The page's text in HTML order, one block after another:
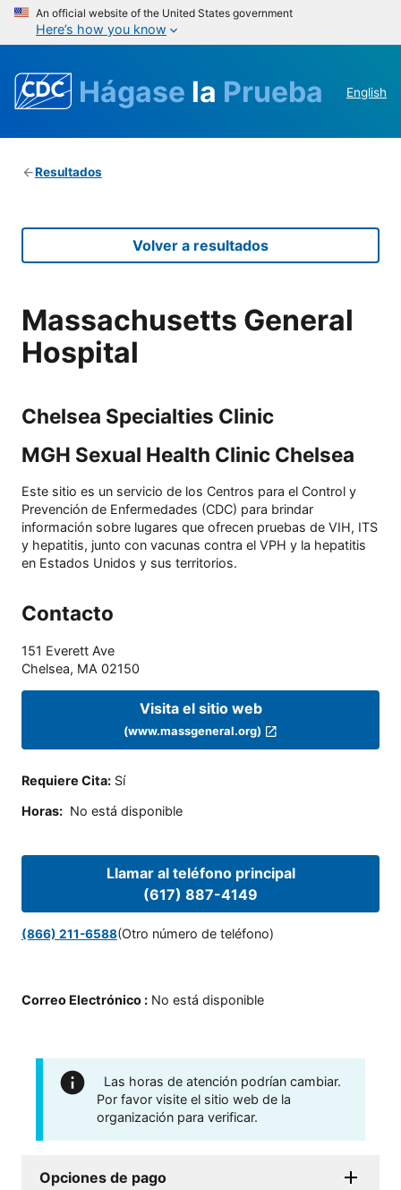
An official website of the United States government
Here’s how you know
Hágase la Prueba English
Resultados
Volver a resultados
Massachusetts General
Hospital
Chelsea Specialties Clinic
MGH Sexual Health Clinic Chelsea
Este sitio es un servicio de los Centros para el Control y
Prevención de Enfermedades (CDC) para brindar
información sobre lugares que ofrecen pruebas de VIH, ITS
y hepatitis, junto con vacunas contra el VPH y la hepatitis
en Estados Unidos y sus territorios.
Contacto
151 Everett Ave
Chelsea, MA 02150
Visita el sitio web
(www.massgeneral.org)
Requiere Cita: Sí
Horas: No está disponible
Llamar al teléfono principal
(617) 887-4149
(866) 211-6588(Otro número de teléfono)
Correo Electrónico : No está disponible
Las horas de atención podrían cambiar.
Por favor visite el sitio web de la
organización para verificar.
Opciones de pago